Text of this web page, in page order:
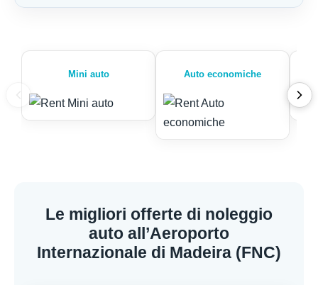
Mini auto Auto economiche
Le migliori offerte di noleggio
auto all’Aeroporto
Internazionale di Madeira (FNC)